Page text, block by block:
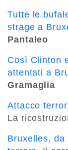
Tutte le
strage a
Pantaleo
Così Clinton
attentati a
Gramaglia
Attacco
La
Bruxelles, da